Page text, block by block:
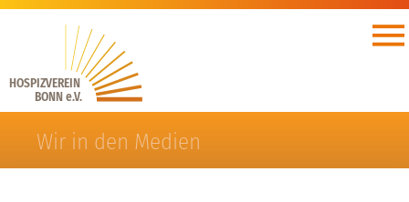
HOSPIZVEREIN
BONN e.V.
Wir in den Medien